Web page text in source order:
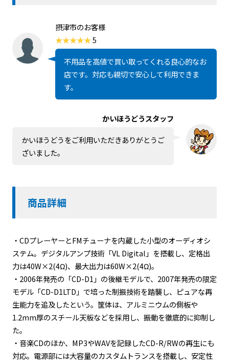
摂津市のお客様
5
不用品を高値で買い取ってくれる良心的なお
店です。対応も親切で安心して利用できま
す。
かいほうどうスタッフ
かいほうどうをご利用いただきありがとうご
ざいました。
商品詳細
・CDプレーヤーとFMチューナを内蔵した小型のオーディオシ
ステム。デジタルアンプ技術「VL Digital」を搭載し、定格出
力は40W×2(4Ω)、最大出力は60W×2(4Ω)。
・2006年発売の「CD-D1」の後継モデルで、2007年発売の限定
モデル「CD-D1LTD」で培った制振技術を踏襲し、ピュアな再
生能力を追及したという。筐体は、アルミニウムの側板や
1.2mm厚のスチール天板などを採用し、振動を徹底的に抑制し
た。
・音楽CDのほか、MP3やWAVを記録したCD-R/RWの再生にも
対応。電源部には大容量のカスタムトランスを搭載し、安定性